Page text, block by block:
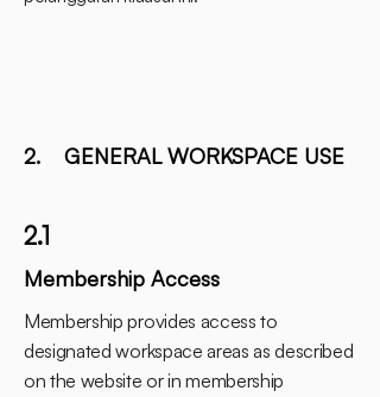
2. GENERAL WORKSPACE USE
2.1
Membership Access
Membership provides access to
designated workspace areas as described
on the website or in membership